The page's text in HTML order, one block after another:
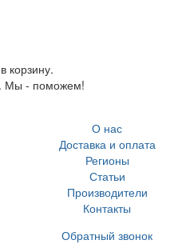
корзину.
Мы - поможем!
О нас
Доставка и оплата
Регионы
Статьи
Производители
Контакты
Обратный звонок